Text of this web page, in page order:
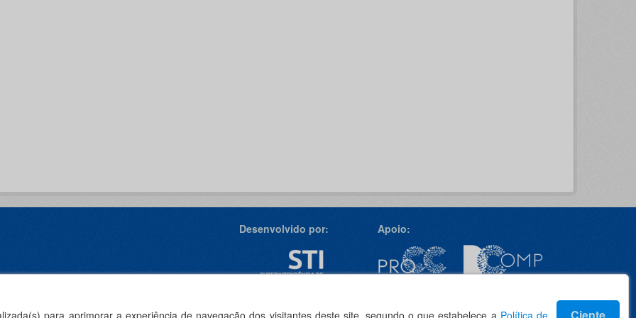
para aprimorar a experiência de navegação dos visitantes deste site, segundo o que estabelece a Política de
Desenvolvido por: Apoio:
Idioma